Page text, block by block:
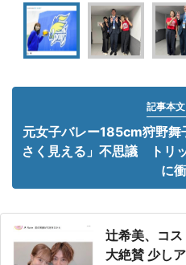
記事本
元女子バレー185cm狩野
さく見える」不思議 トリ
に
辻希美、コ
大絶賛 少し